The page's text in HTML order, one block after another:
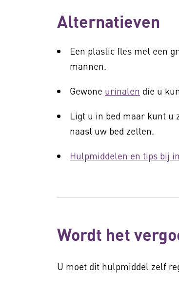
Alternatieven
Een plastic fles met een
mannen.
Gewone urinalen die u
Ligt u in bed maar kunt u
naast uw bed zetten.
Hulpmiddelen en tips bij
Wordt het
U moet dit hulpmiddel zelf